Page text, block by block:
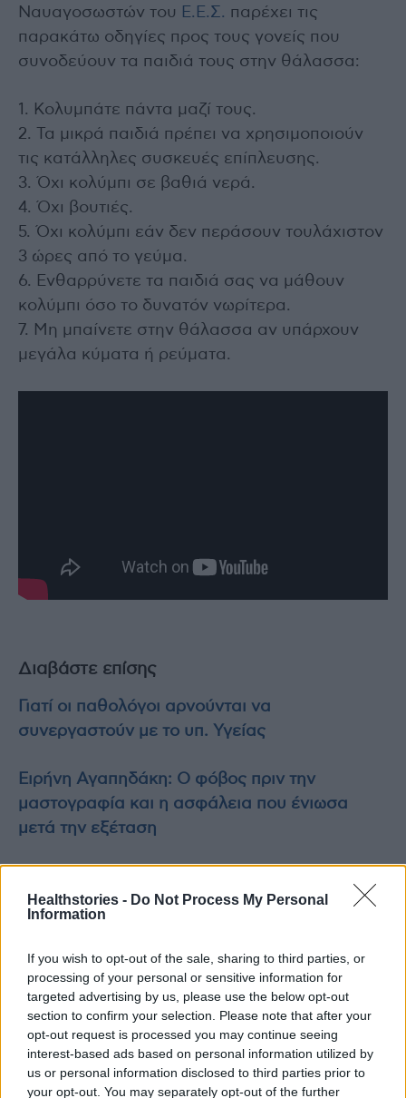
Healthstories - Do Not Process My Personal
Information
If you wish to opt-out of the sale, sharing to third parties, or
processing of your personal or sensitive information for
targeted advertising by us, please use the below opt-out
section to confirm your selection. Please note that after your
opt-out request is processed you may continue seeing
interest-based ads based on personal information utilized by
us or personal information disclosed to third parties prior to
your opt-out. You may separately opt-out of the further
Ναυαγοσωστών του Ε.Ε.Σ. παρέχει τις
παρακάτω οδηγίες προς τους γονείς που
συνοδεύουν τα παιδιά τους στην θάλασσα:
1. Κολυμπάτε πάντα μαζί τους.
2. Τα μικρά παιδιά πρέπει να χρησιμοποιούν
τις κατάλληλες συσκευές επίπλευσης.
3. Όχι κολύμπι σε βαθιά νερά.
4. Όχι βουτιές.
5. Όχι κολύμπι εάν δεν περάσουν τουλάχιστον
3 ώρες από το γεύμα.
6. Ενθαρρύνετε τα παιδιά σας να μάθουν
κολύμπι όσο το δυνατόν νωρίτερα.
7. Μη μπαίνετε στην θάλασσα αν υπάρχουν
μεγάλα κύματα ή ρεύματα.
Διαβάστε επίσης
Γιατί οι παθολόγοι αρνούνται να
συνεργαστούν με το υπ. Υγείας
Ειρήνη Αγαπηδάκη: Ο φόβος πριν την
μαστογραφία και η ασφάλεια που ένιωσα
μετά την εξέταση
TAGS Ελληνικός Ερυθρός Σταυρός
healthstories